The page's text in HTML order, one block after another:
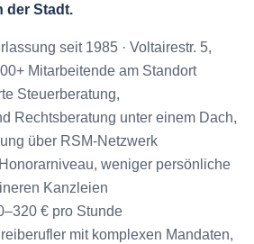
der Stadt.
seit 1985 · Voltairestr. 5,
Mitarbeitende am Standort
Steuerberatung,
Rechtsberatung unter einem Dach,
über RSM-Netzwerk
weniger persönliche
Kanzleien
€ pro Stunde
mit komplexen Mandaten,